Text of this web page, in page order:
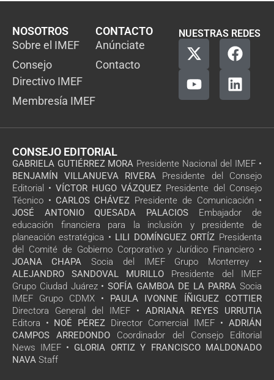
NOSOTROS
Sobre el IMEF
Consejo
Directivo IMEF
Membresía IMEF
CONTACTO
Anúnciate
Contacto
NUESTRAS REDES
CONSEJO EDITORIAL
GABRIELA GUTIÉRREZ MORA Presidente Nacional del IMEF •
BENJAMÍN VILLANUEVA RIVERA Presidente del Consejo
Editorial • VÍCTOR HUGO VÁZQUEZ Presidente del Consejo
Técnico • CARLOS CHÁVEZ Presidente de Comunicación •
JOSÉ ANTONIO QUESADA PALACIOS Embajador de
educación financiera para la inclusión y presidente de
planeación estratégica • LILI DOMÍNGUEZ ORTÍZ Presidenta
del Comité de Gobierno Corporativo y Jurídico Financiero •
JOANA CHAPA Socia del IMEF Grupo Monterrey •
ALEJANDRO SANDOVAL MURILLO Presidente del IMEF
Grupo Ciudad Juárez • SOFÍA GAMBOA DE LA PARRA Socia
IMEF Grupo CDMX • PAULA IVONNE ÍÑIGUEZ COTTIER
Directora General del IMEF • ADRIANA REYES URRUTIA
Editora • NOÉ PÉREZ Director Comercial IMEF • ADRIÁN
CAMPOS ARREDONDO Coordinador del Consejo Editorial
News IMEF • GLORIA ORTIZ Y FRANCISCO MALDONADO
NAVA Staff